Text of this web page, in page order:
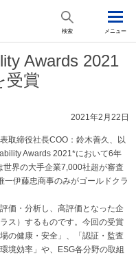
検索 メニュー
Awards 2021
受賞
2021年2月22日
取締役社長COO：鈴木善久、以
Awards 2021*において6年
界の大手企業7,000社超が審査
伊藤忠商事のみがゴールドクラ
価・分析し、高評価となった企
ス）するものです。今回の受賞
の健康・安全」、「認証・監査
境効率」や、ESG各分野の取組